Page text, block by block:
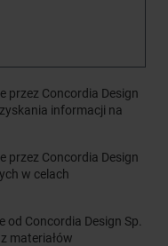
przez Concordia Design
informacji na
przez Concordia Design
w celach
Concordia Design Sp.
materiałów